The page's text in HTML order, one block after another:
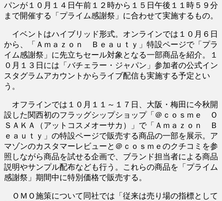
パンが１０月１４日午前１２時から１５日午後１１時５９分
まで開催する「プライム感謝祭」に合わせて実施するもの。
イベントはハイブリッド形式。オンラインでは１０月６日
から、「Ａｍａｚｏｎ Ｂｅａｕｔｙ」特設ページで「プラ
イム感謝祭」に先立ちセール対象となる一部商品を紹介。１
０月１３日には「バチェラー・ジャパン」参加者の公式イン
スタグラムアカウントからライブ配信も実施する予定とい
う。
オフラインでは１０月１１～１７日、大阪・梅田に今秋開
設した関西初のフラッグシップショップ「＠ｃｏｓｍｅ Ｏ
ＳＡＫＡ（アットコスメオーサカ）」で「Ａｍａｚｏｎ Ｂ
ｅａｕｔｙ」の特設ページで販売する商品の一部を展示。ア
マゾンのカスタマーレビューと＠ｃｏｓｍｅのクチコミを参
照しながら商品を試せる企画で、ブランド担当者による商品
説明やサンプル配布なども行う。これらの商品を「プライム
感謝祭」期間中に特別価格で販売する。
ＯＭＯ施策について同社では「従来は売り場の指標として